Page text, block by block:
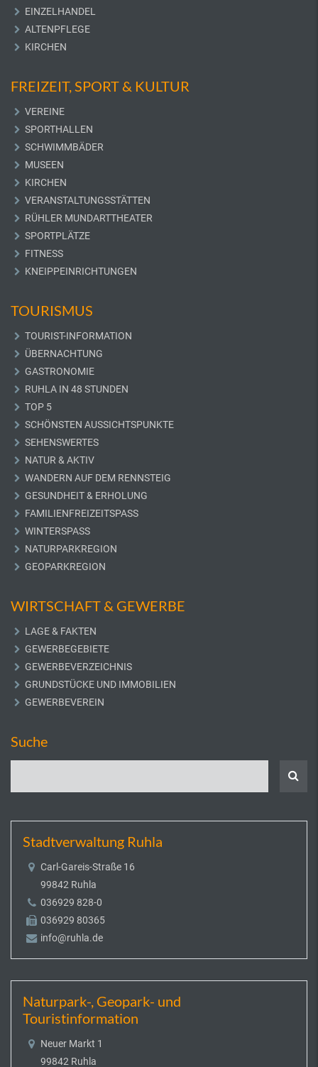
EINZELHANDEL
ALTENPFLEGE
KIRCHEN
FREIZEIT, SPORT & KULTUR
VEREINE
SPORTHALLEN
SCHWIMMBÄDER
MUSEEN
KIRCHEN
VERANSTALTUNGSSTÄTTEN
RÜHLER MUNDARTTHEATER
SPORTPLÄTZE
FITNESS
KNEIPPEINRICHTUNGEN
TOURISMUS
TOURIST-INFORMATION
ÜBERNACHTUNG
GASTRONOMIE
RUHLA IN 48 STUNDEN
TOP 5
SCHÖNSTEN AUSSICHTSPUNKTE
SEHENSWERTES
NATUR & AKTIV
WANDERN AUF DEM RENNSTEIG
GESUNDHEIT & ERHOLUNG
FAMILIENFREIZEITSPASS
WINTERSPASS
NATURPARKREGION
GEOPARKREGION
WIRTSCHAFT & GEWERBE
LAGE & FAKTEN
GEWERBEGEBIETE
GEWERBEVERZEICHNIS
GRUNDSTÜCKE UND IMMOBILIEN
GEWERBEVEREIN
Suche
Stadtverwaltung Ruhla
Carl-Gareis-Straße 16
99842 Ruhla
036929 828-0
036929 80365
info@ruhla.de
Naturpark-, Geopark- und
Touristinformation
Neuer Markt 1
99842 Ruhla